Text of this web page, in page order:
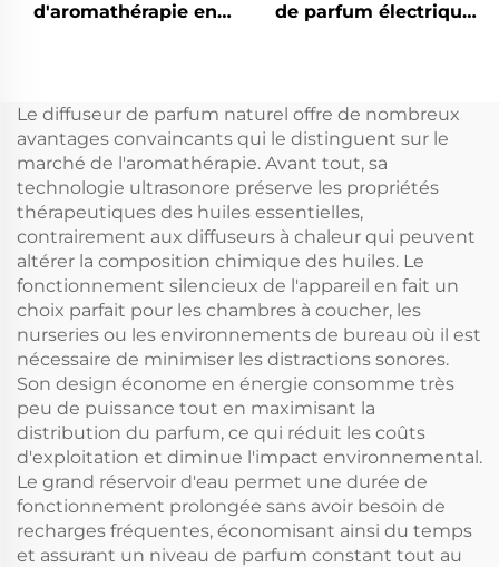
d'aromathérapie en
Diffuseur d'huile
parfumée 360
Atomiseur sans eau
de parfum électrique
pour tour d'arômes
Le diffuseur de parfum naturel offre de nombreux
avantages convaincants qui le distinguent sur le
marché de l'aromathérapie. Avant tout, sa
technologie ultrasonore préserve les propriétés
thérapeutiques des huiles essentielles,
contrairement aux diffuseurs à chaleur qui peuvent
altérer la composition chimique des huiles. Le
fonctionnement silencieux de l'appareil en fait un
choix parfait pour les chambres à coucher, les
nurseries ou les environnements de bureau où il est
nécessaire de minimiser les distractions sonores.
Son design économe en énergie consomme très
peu de puissance tout en maximisant la
distribution du parfum, ce qui réduit les coûts
d'exploitation et diminue l'impact environnemental.
Le grand réservoir d'eau permet une durée de
fonctionnement prolongée sans avoir besoin de
recharges fréquentes, économisant ainsi du temps
et assurant un niveau de parfum constant tout au